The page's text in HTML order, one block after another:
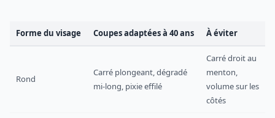
Forme du visage Coupes adaptées à 40 ans À éviter
Rond
Carré plongeant, dégradé
mi-long, pixie effilé
Carré droit au
menton,
volume sur les
côtés